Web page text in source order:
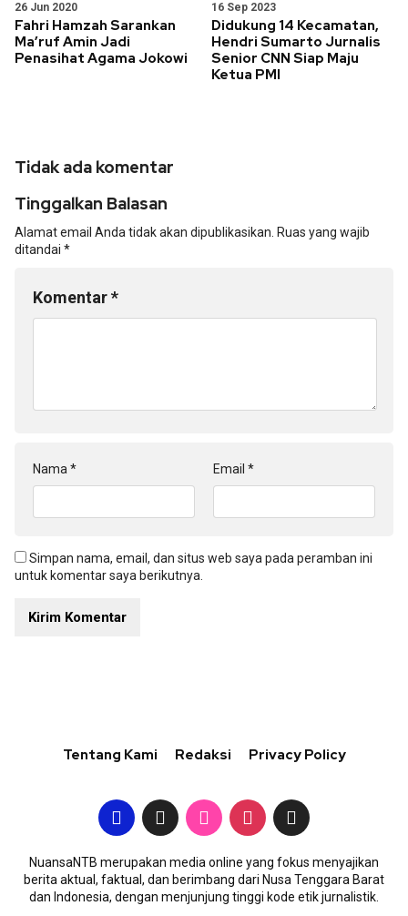
26 Jun 2020
Fahri Hamzah Sarankan
Ma’ruf Amin Jadi
Penasihat Agama Jokowi
16 Sep 2023
Didukung 14 Kecamatan,
Hendri Sumarto Jurnalis
Senior CNN Siap Maju
Ketua PMI
Tidak ada komentar
Tinggalkan Balasan
Alamat email Anda tidak akan dipublikasikan. Ruas yang wajib
ditandai *
Komentar*
Nama * Email *
Simpan nama, email, dan situs web saya pada peramban ini
untuk komentar saya berikutnya.
Tentang Kami Redaksi Privacy Policy
NuansaNTB merupakan media online yang fokus menyajikan
berita aktual, faktual, dan berimbang dari Nusa Tenggara Barat
dan Indonesia, dengan menjunjung tinggi kode etik jurnalistik.